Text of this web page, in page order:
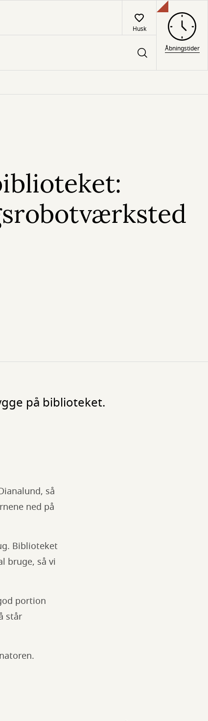
Husk
Åbningstider
på biblioteket.
så
ned på
Biblioteket
bruge, så vi
portion
står